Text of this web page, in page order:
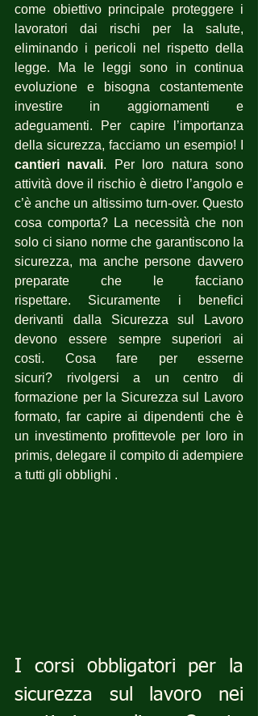
come obiettivo principale proteggere i
lavoratori dai rischi per la salute,
eliminando i pericoli nel rispetto della
legge. Ma le leggi sono in continua
evoluzione e bisogna costantemente
investire in aggiornamenti e
adeguamenti. Per capire l’importanza
cantieri navali. Per loro natura sono
attività dove il rischio è dietro l’angolo e
c’è anche un altissimo turn-over. Questo
cosa comporta? La necessità che non
solo ci siano norme che garantiscono la
sicurezza, ma anche persone davvero
preparate che le facciano
rispettare. Sicuramente i benefici
derivanti dalla Sicurezza sul Lavoro
devono essere sempre superiori ai
costi. Cosa fare per esserne
sicuri? rivolgersi a un centro di
formazione per la Sicurezza sul Lavoro
formato, far capire ai dipendenti che è
un investimento profittevole per loro in
primis, delegare il compito di adempiere
a tutti gli obblighi .
I corsi obbligatori per la
sicurezza sul lavoro nei